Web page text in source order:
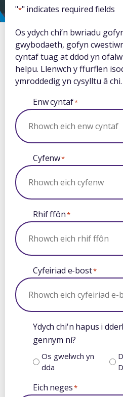
"*" indicates required fields
Os ydych chi’n bwriadu
gwybodaeth, gofyn
cyntaf tuag at ddod yn
helpu. Llenwch y ffurflen
ymroddedig yn cysylltu â chi.
Enw cyntaf*
Cyfenw*
Rhif ffôn*
Cyfeiriad e-bost*
Ydych chi'n hapus i
gennym ni?
Os gwelwch yn
dda
Eich neges*